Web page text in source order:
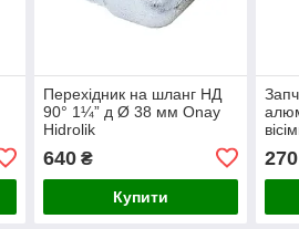
Перехідник на шланг НД
90° 1¼” д Ø 38 мм Onay
Hidrolik
640₴
Купити
270